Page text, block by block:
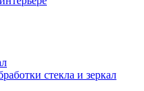
стекла и зеркал